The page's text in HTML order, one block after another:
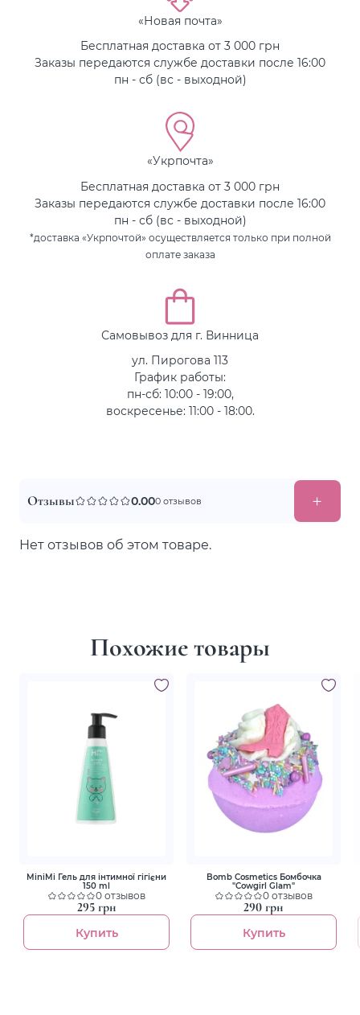
«Новая почта»
Бесплатная доставка от 3 000 грн
Заказы передаются службе доставки после 16:00
пн - сб (вс - выходной)
«Укрпочта»
Бесплатная доставка от 3 000 грн
Заказы передаются службе доставки после 16:00
пн - сб (вс - выходной)
*доставка «Укрпочтой» осуществляется только при полной
оплате заказа
Самовывоз для г. Винница
ул. Пирогова 113
График работы:
пн-сб: 10:00 - 19:00,
воскресенье: 11:00 - 18:00.
Отзывы 0.000 отзывов
Нет отзывов об этом товаре.
Похожие товары
MiniMi Гель для інтимної гігієни
150 ml
0 отзывов
295 грн
Купить
Bomb Cosmetics Бомбочка
"Cowgirl Glam"
0 отзывов
290 грн
Купить